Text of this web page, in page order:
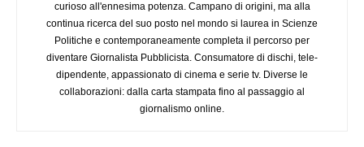
curioso all'ennesima potenza. Campano di origini, ma alla
continua ricerca del suo posto nel mondo si laurea in Scienze
Politiche e contemporaneamente completa il percorso per
diventare Giornalista Pubblicista. Consumatore di dischi, tele-
dipendente, appassionato di cinema e serie tv. Diverse le
collaborazioni: dalla carta stampata fino al passaggio al
giornalismo online.